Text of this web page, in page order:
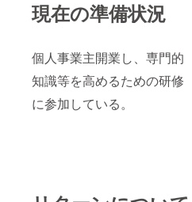
現在の準備状況
個人事業主開業し、専門的
知識等を高めるための研修
に参加している。